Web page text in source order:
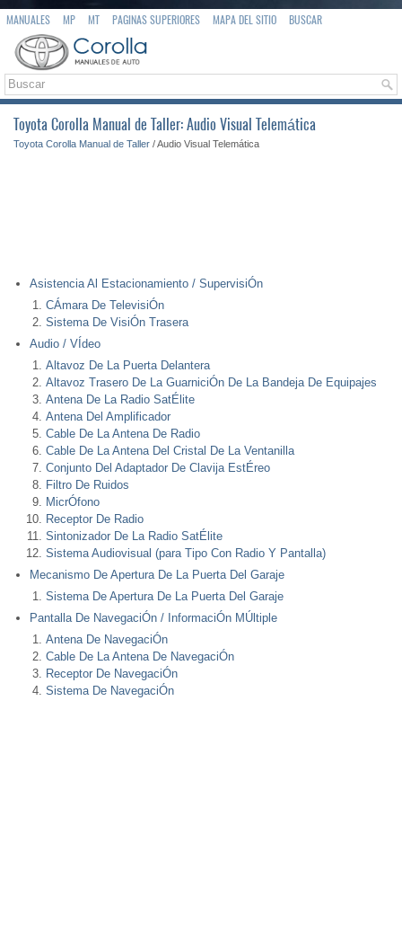
MANUALES MP MT PAGINAS SUPERIORES MAPA DEL SITIO BUSCAR
Toyota Corolla Manual de Taller: Audio Visual Telemática
Toyota Corolla Manual de Taller / Audio Visual Telemática
Asistencia Al Estacionamiento / SupervisiÓn
CÁmara De TelevisiÓn
Sistema De VisiÓn Trasera
Audio / VÍdeo
Altavoz De La Puerta Delantera
Altavoz Trasero De La GuarniciÓn De La Bandeja De Equipajes
Antena De La Radio SatÉlite
Antena Del Amplificador
Cable De La Antena De Radio
Cable De La Antena Del Cristal De La Ventanilla
Conjunto Del Adaptador De Clavija EstÉreo
Filtro De Ruidos
MicrÓfono
Receptor De Radio
Sintonizador De La Radio SatÉlite
Sistema Audiovisual (para Tipo Con Radio Y Pantalla)
Mecanismo De Apertura De La Puerta Del Garaje
Sistema De Apertura De La Puerta Del Garaje
Pantalla De NavegaciÓn / InformaciÓn MÚltiple
Antena De NavegaciÓn
Cable De La Antena De NavegaciÓn
Receptor De NavegaciÓn
Sistema De NavegaciÓn